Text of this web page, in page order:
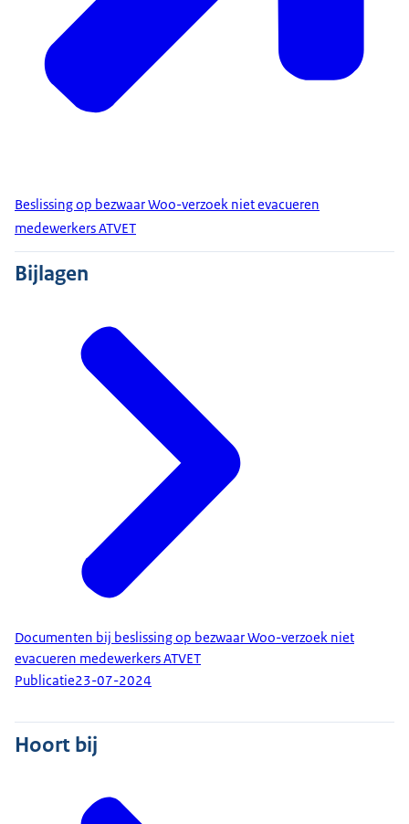
Beslissing op bezwaar Woo-verzoek niet evacueren
medewerkers ATVET
Bijlagen
Documenten bij beslissing op bezwaar Woo-verzoek niet
evacueren medewerkers ATVET
Publicatie23-07-2024
Hoort bij